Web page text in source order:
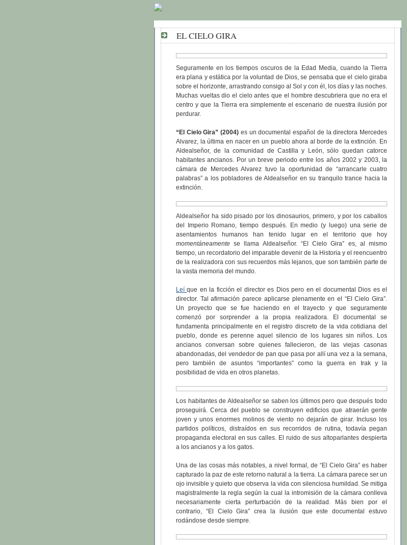
EL CIELO GIRA
Seguramente en los tiempos oscuros de la Edad Media, cuando la Tierra
era plana y estática por la voluntad de Dios, se pensaba que el cielo giraba
sobre el horizonte, arrastrando consigo al Sol y con él, los días y las noches.
Muchas vueltas dio el cielo antes que el hombre descubriera que no era el
centro y que la Tierra era simplemente el escenario de nuestra ilusión por
perdurar.
“El Cielo Gira” (2004) es un documental español de la directora Mercedes
Alvarez, la última en nacer en un pueblo ahora al borde de la extinción. En
Aldealseñor, de la comunidad de Castilla y León, sólo quedan catorce
habitantes ancianos. Por un breve periodo entre los años 2002 y 2003, la
cámara de Mercedes Alvarez tuvo la oportunidad de “arrancarle cuatro
palabras” a los pobladores de Aldealseñor en su tranquilo trance hacia la
extinción.
Aldealseñor ha sido pisado por los dinosaurios, primero, y por los caballos
del Imperio Romano, tiempo después. En medio (y luego) una serie de
asentamientos humanos han tenido lugar en el territorio que hoy
momentáneamente se llama Aldealseñor. “El Cielo Gira” es, al mismo
tiempo, un recordatorio del imparable devenir de la Historia y el reencuentro
de la realizadora con sus recuerdos más lejanos, que son también parte de
la vasta memoria del mundo.
Leíque en la ficción el director es Dios pero en el documental Dios es el
director. Tal afirmación parece aplicarse plenamente en el “El Cielo Gira”.
Un proyecto que se fue haciendo en el trayecto y que seguramente
comenzó por sorprender a la propia realizadora. El documental se
fundamenta principalmente en el registro discreto de la vida cotidiana del
pueblo, donde es perenne aquel silencio de los lugares sin niños. Los
ancianos conversan sobre quienes fallecieron, de las viejas casonas
abandonadas, del vendedor de pan que pasa por allí una vez a la semana,
pero también de asuntos “importantes” como la guerra en Irak y la
posibilidad de vida en otros planetas.
Los habitantes de Aldealseñor se saben los últimos pero que después todo
proseguirá. Cerca del pueblo se construyen edificios que atraerán gente
joven y unos enormes molinos de viento no dejarán de girar. Incluso los
partidos políticos, distraídos en sus recorridos de rutina, todavía pegan
propaganda electoral en sus calles. El ruido de sus altoparlantes despierta
a los ancianos y a los gatos.
Una de las cosas más notables, a nivel formal, de “El Cielo Gira” es haber
capturado la paz de este retorno natural a la tierra. La cámara parece ser un
ojo invisible y quieto que observa la vida con silenciosa humildad. Se mitiga
magistralmente la regla según la cual la intromisión de la cámara conlleva
necesariamente cierta perturbación de la realidad. Más bien por el
contrario, “El Cielo Gira” crea la ilusión que este documental estuvo
rodándose desde siempre.